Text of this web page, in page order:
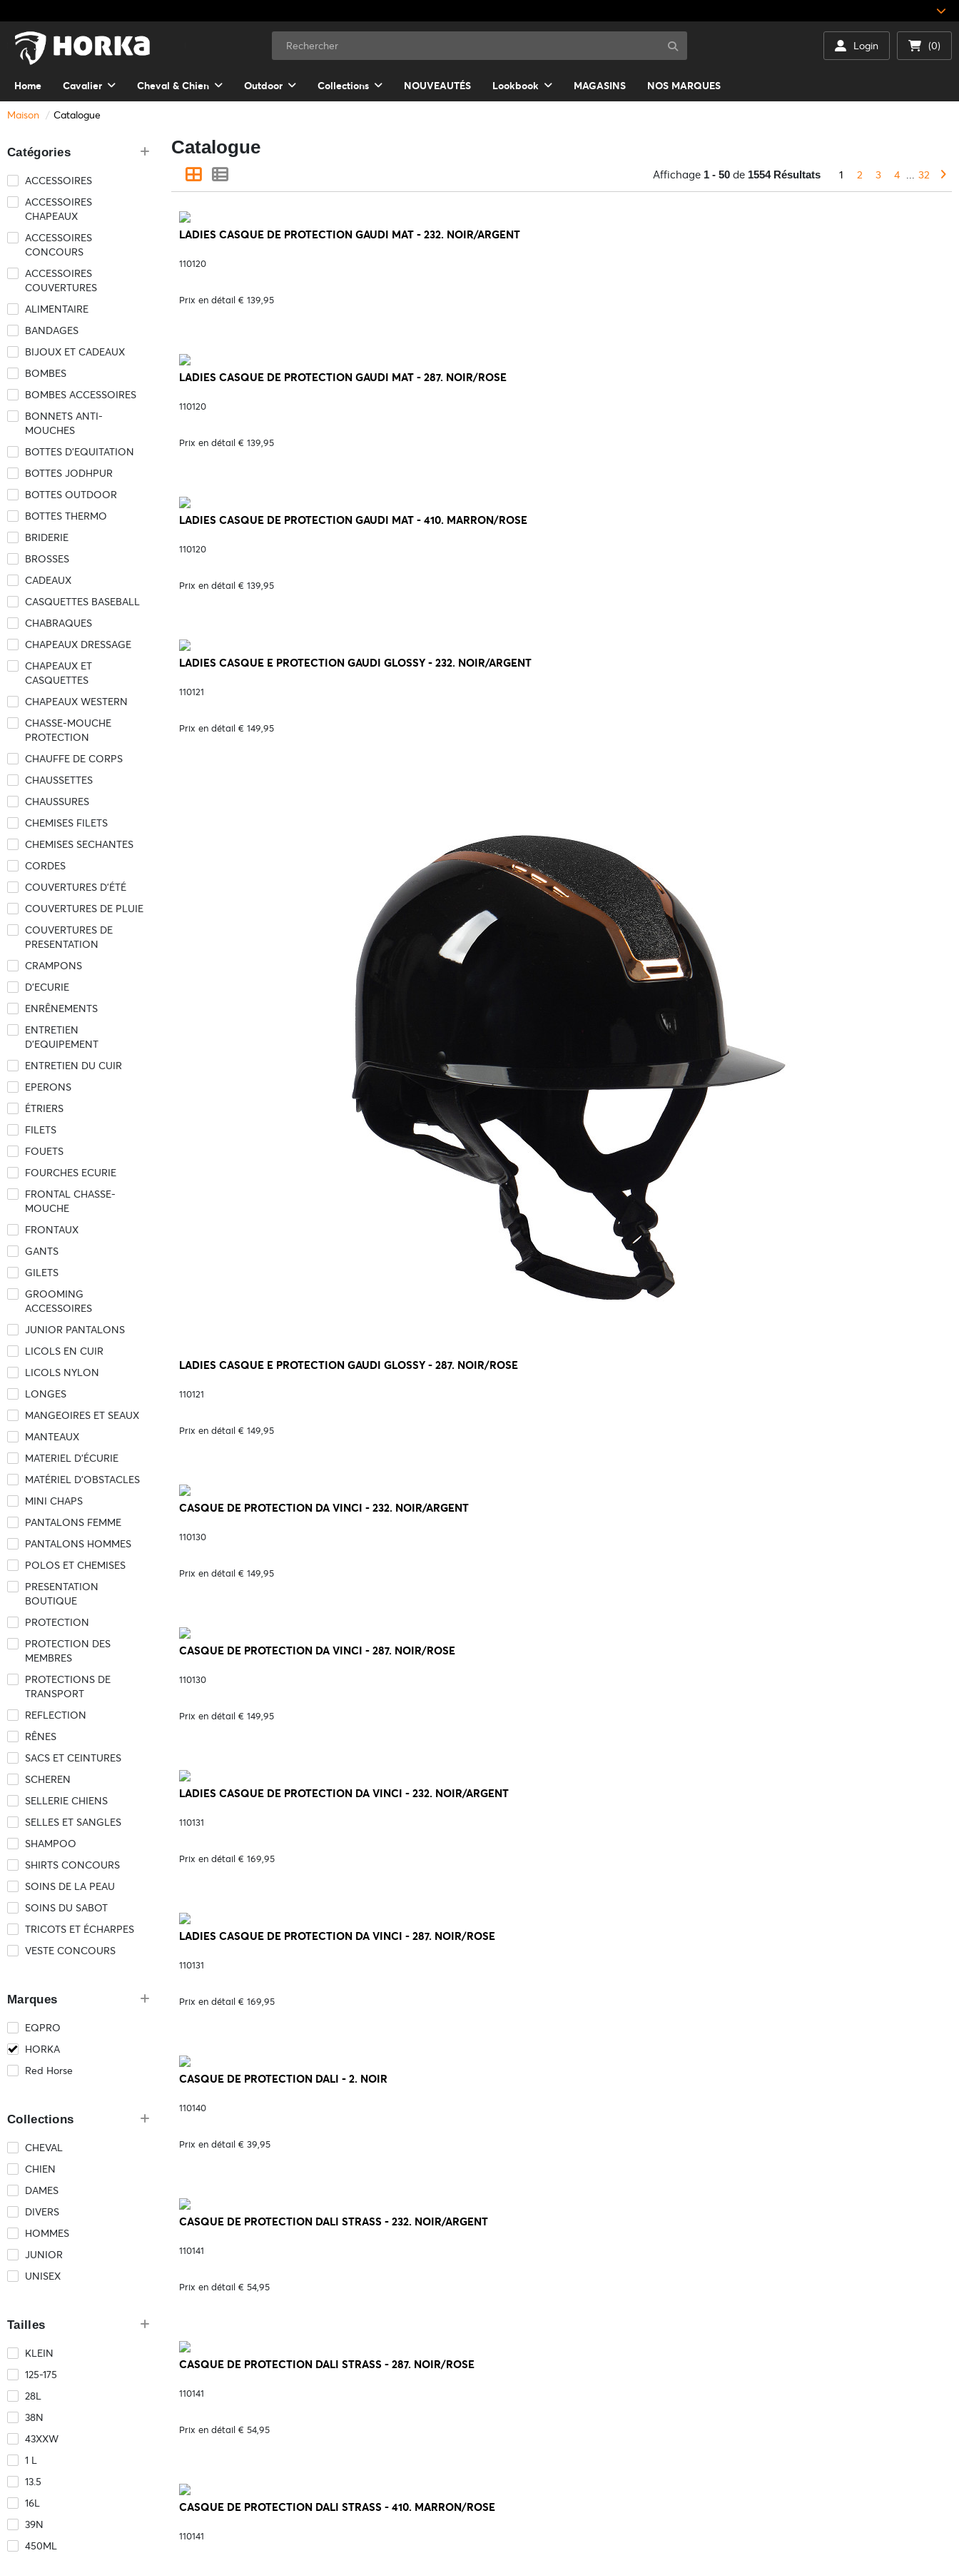
Login (0)
Home Cavalier Cheval & Chien Outdoor Collections NOUVEAUTÉS Lookbook MAGASINS NOS MARQUES
Maison Catalogue
Catégories
ACCESSOIRES
ACCESSOIRES
CHAPEAUX
ACCESSOIRES
CONCOURS
ACCESSOIRES
COUVERTURES
ALIMENTAIRE
BANDAGES
BIJOUX ET CADEAUX
BOMBES
BOMBES ACCESSOIRES
BONNETS ANTI-
MOUCHES
BOTTES D'EQUITATION
BOTTES JODHPUR
BOTTES OUTDOOR
BOTTES THERMO
BRIDERIE
BROSSES
CADEAUX
CASQUETTES BASEBALL
CHABRAQUES
CHAPEAUX DRESSAGE
CHAPEAUX ET
CASQUETTES
CHAPEAUX WESTERN
CHASSE-MOUCHE
PROTECTION
CHAUFFE DE CORPS
CHAUSSETTES
CHAUSSURES
CHEMISES FILETS
CHEMISES SECHANTES
CORDES
COUVERTURES D'ÉTÉ
COUVERTURES DE PLUIE
COUVERTURES DE
PRESENTATION
CRAMPONS
D'ECURIE
ENRÊNEMENTS
ENTRETIEN
D'EQUIPEMENT
ENTRETIEN DU CUIR
EPERONS
ÉTRIERS
FILETS
FOUETS
FOURCHES ECURIE
FRONTAL CHASSE-
MOUCHE
FRONTAUX
GANTS
GILETS
GROOMING
ACCESSOIRES
JUNIOR PANTALONS
LICOLS EN CUIR
LICOLS NYLON
LONGES
MANGEOIRES ET SEAUX
MANTEAUX
MATERIEL D'ÉCURIE
MATÉRIEL D'OBSTACLES
MINI CHAPS
PANTALONS FEMME
PANTALONS HOMMES
POLOS ET CHEMISES
PRESENTATION
BOUTIQUE
PROTECTION
PROTECTION DES
MEMBRES
PROTECTIONS DE
TRANSPORT
REFLECTION
RÊNES
SACS ET CEINTURES
SCHEREN
SELLERIE CHIENS
SELLES ET SANGLES
SHAMPOO
SHIRTS CONCOURS
SOINS DE LA PEAU
SOINS DU SABOT
TRICOTS ET ÉCHARPES
VESTE CONCOURS
Marques
EQPRO
HORKA
Red Horse
Collections
CHEVAL
CHIEN
DAMES
DIVERS
HOMMES
JUNIOR
UNISEX
Tailles
KLEIN
125-175
28L
38N
43XXW
1 L
13.5
16L
39N
450ML
Catalogue
Affichage 1 - 50 de 1554 Résultats 1 2 3 4 ... 32
LADIES CASQUE DE PROTECTION GAUDI MAT - 232. NOIR/ARGENT
110120
Prix en détail € 139,95
LADIES CASQUE DE PROTECTION GAUDI MAT - 287. NOIR/ROSE
110120
Prix en détail € 139,95
LADIES CASQUE DE PROTECTION GAUDI MAT - 410. MARRON/ROSE
110120
Prix en détail € 139,95
LADIES CASQUE E PROTECTION GAUDI GLOSSY - 232. NOIR/ARGENT
110121
Prix en détail € 149,95
LADIES CASQUE E PROTECTION GAUDI GLOSSY - 287. NOIR/ROSE
110121
Prix en détail € 149,95
CASQUE DE PROTECTION DA VINCI - 232. NOIR/ARGENT
110130
Prix en détail € 149,95
CASQUE DE PROTECTION DA VINCI - 287. NOIR/ROSE
110130
Prix en détail € 149,95
LADIES CASQUE DE PROTECTION DA VINCI - 232. NOIR/ARGENT
110131
Prix en détail € 169,95
LADIES CASQUE DE PROTECTION DA VINCI - 287. NOIR/ROSE
110131
Prix en détail € 169,95
CASQUE DE PROTECTION DALI - 2. NOIR
110140
Prix en détail € 39,95
CASQUE DE PROTECTION DALI STRASS - 232. NOIR/ARGENT
110141
Prix en détail € 54,95
CASQUE DE PROTECTION DALI STRASS - 287. NOIR/ROSE
110141
Prix en détail € 54,95
CASQUE DE PROTECTION DALI STRASS - 410. MARRON/ROSE
110141